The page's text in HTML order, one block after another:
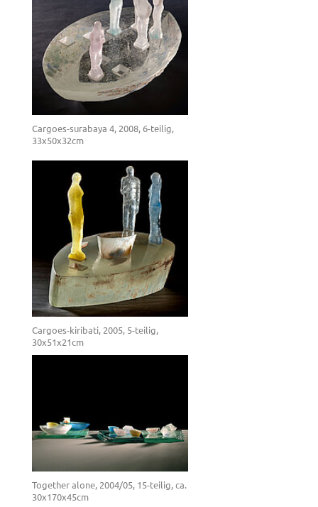
Cargoes-surabaya 4, 2008, 6-teilig,
33x50x32cm
Cargoes-kiribati, 2005, 5-teilig,
30x51x21cm
Together alone, 2004/05, 15-teilig, ca.
30x170x45cm